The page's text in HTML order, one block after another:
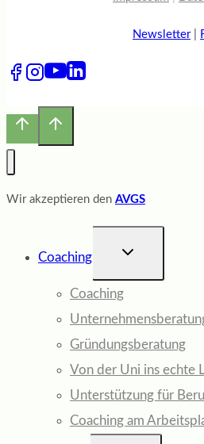
Newsletter|
Wir akzeptieren den AVGS
Coaching
UNTERMENÜ
Coaching
Gründungsberatung
Von der Uni ins echte
Unterstützung für
Coaching am